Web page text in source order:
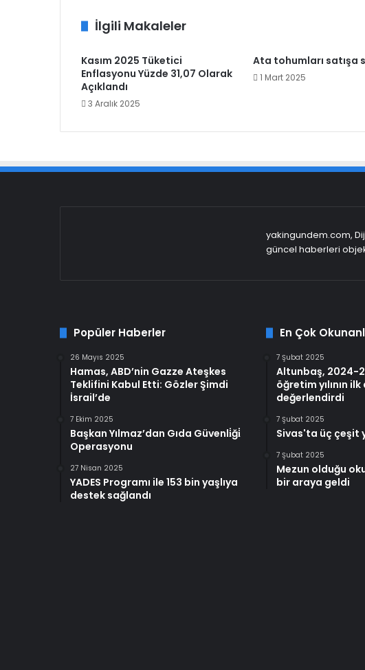
İlgili Makaleler
Kasım 2025 Tüketici
Enflasyonu Yüzde 31,07 Olarak
Açıklandı
3 Aralık 2025
Ata tohumları satışa
1 Mart 2025
yakingundem.com,
güncel haberleri
Popüler Haberler
26 Mayıs 2025
Hamas, ABD’nin Gazze Ateşkes
Teklifini Kabul Etti: Gözler Şimdi
İsrail’de
7 Ekim 2025
Başkan Yılmaz’dan Gıda Güvenli̇ği̇
Operasyonu
27 Nisan 2025
YADES Programı ile 153 bin yaşlıya
destek sağlandı
En Çok
7 Şubat 2025
Altunbaş, 2024-
öğretim yılının
değerlendirdi
7 Şubat 2025
Sivas'ta üç çeşit
7 Şubat 2025
Mezun olduğu
bir araya geldi